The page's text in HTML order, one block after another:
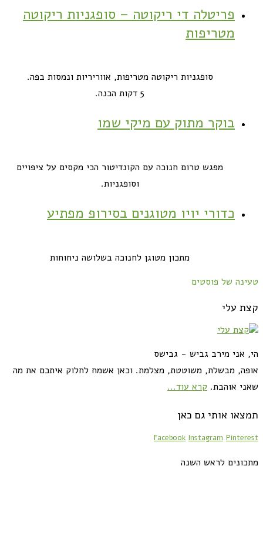
פריטלה די ריקוטה – סופגניות ריקוטה
מטריפות
סופגניות ריקוטה מטריפות, אווריריות ונמסות בפה.
5 דקות הכנה.
בוקר מתוק עם מיקי שמו
מפגש טרום חנוכה עם הקונדיטור הכי מקסים על ציפויים
וסופגניות.
כדורי יויו מטוגנים בסירופ מפתיע
מתכון מטוגן לחנוכה בשלושה ניחוחות
טעינה של פוסטים
קצת עלי
הי, אני מירב גביש - גבישס
אופה, מבשלת, משוטטת, מצלמת. וכאן אשמח לחלוק איתכם את מה
שאני אוהבת. קרא עוד...
תמצאו אותי גם כאן
Facebook Instagram Pinterest
מתכונים לראש השנה